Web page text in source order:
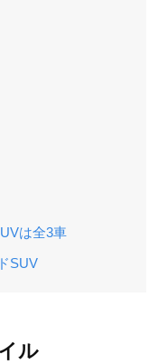
は全3車
SUV
ル